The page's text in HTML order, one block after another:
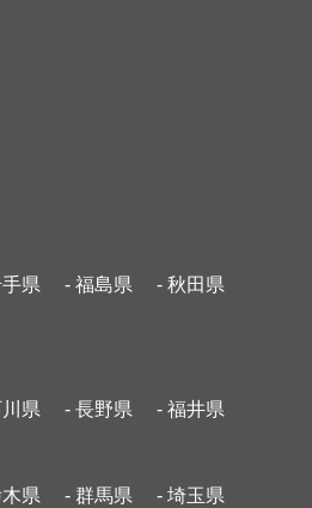
県 - 福島県
- 秋田県
県 - 長野県 - 福井県
県 - 群馬県
- 埼玉県